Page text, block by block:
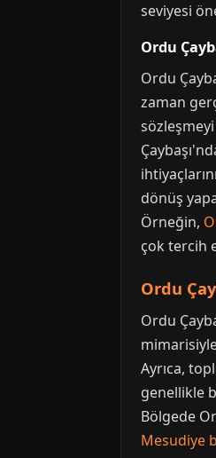
seviyesi
Ordu
Ordu
zaman
dönüş
Örneğin,
çok tercih
Ordu
Ordu
Ayrıca,
genellikle
Bölgede
Mesudiye